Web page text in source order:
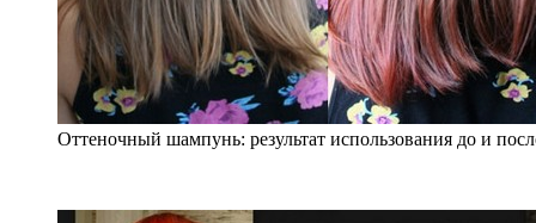
Оттеночный шампунь: результат использования до и